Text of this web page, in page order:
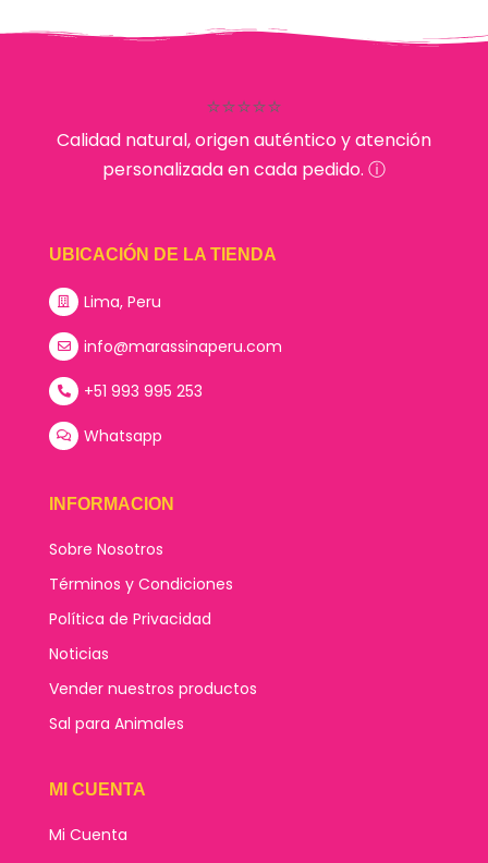
⭐⭐⭐⭐⭐
Calidad natural, origen auténtico y atención
personalizada en cada pedido. ⓘ
UBICACIÓN DE LA TIENDA
Lima, Peru
info@marassinaperu.com
+51 993 995 253
Whatsapp
INFORMACION
Sobre Nosotros
Términos y Condiciones
Política de Privacidad
Noticias
Vender nuestros productos
Sal para Animales
MI CUENTA
Mi Cuenta